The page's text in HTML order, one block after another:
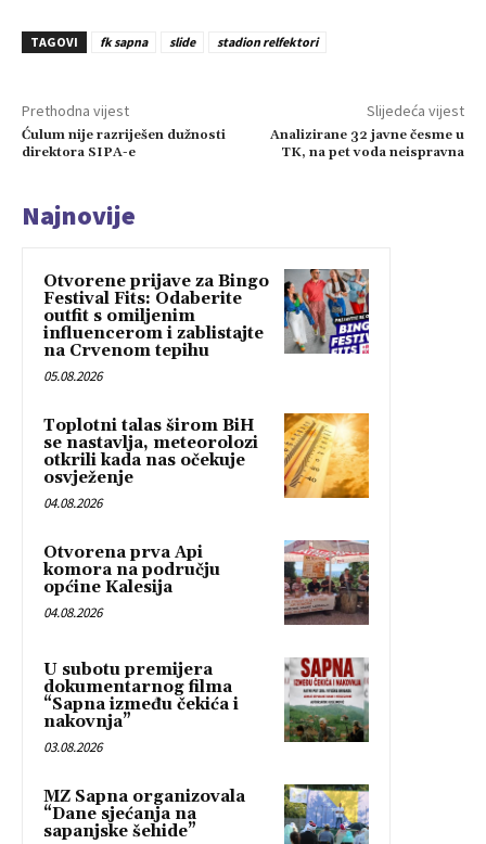
TAGOVI fk sapna slide stadion relfektori
Prethodna vijest
Ćulum nije razriješen dužnosti
direktora SIPA-e
Slijedeća vijest
Analizirane 32 javne česme u
TK, na pet voda neispravna
Najnovije
Otvorene prijave za Bingo
Festival Fits: Odaberite
outfit s omiljenim
influencerom i zablistajte
na Crvenom tepihu
05.08.2026
Toplotni talas širom BiH
se nastavlja, meteorolozi
otkrili kada nas očekuje
osvježenje
04.08.2026
Otvorena prva Api
komora na području
općine Kalesija
04.08.2026
U subotu premijera
dokumentarnog filma
“Sapna između čekića i
nakovnja”
03.08.2026
MZ Sapna organizovala
“Dane sjećanja na
sapanjske šehide”